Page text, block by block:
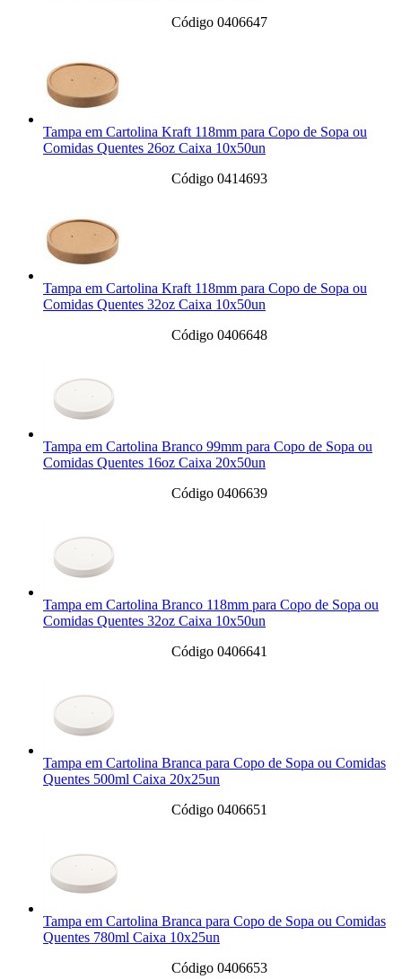
Código 0406647
Tampa em Cartolina Kraft 118mm para Copo de Sopa ou
Comidas Quentes 26oz Caixa 10x50un
Código 0414693
Tampa em Cartolina Kraft 118mm para Copo de Sopa ou
Comidas Quentes 32oz Caixa 10x50un
Código 0406648
Tampa em Cartolina Branco 99mm para Copo de Sopa ou
Comidas Quentes 16oz Caixa 20x50un
Código 0406639
Tampa em Cartolina Branco 118mm para Copo de Sopa ou
Comidas Quentes 32oz Caixa 10x50un
Código 0406641
Tampa em Cartolina Branca para Copo de Sopa ou Comidas
Quentes 500ml Caixa 20x25un
Código 0406651
Tampa em Cartolina Branca para Copo de Sopa ou Comidas
Quentes 780ml Caixa 10x25un
Código 0406653